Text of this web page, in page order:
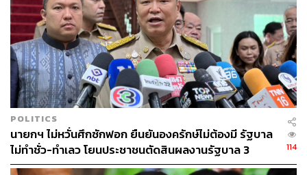
POLITICS
นายกฯ ไม่หวั่นศึกซักฟอก ยืนยันองครักษ์ไม่ต้องมี รัฐบาล
ไม่ทำชั่ว-ทำเลว โยนประชาชนตัดสินผลงานรัฐบาล 3
เดือน
114